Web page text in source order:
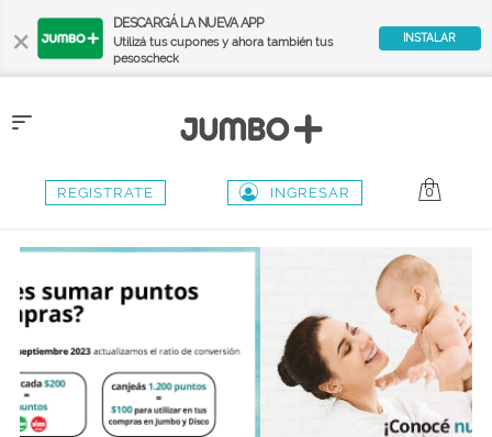
× DESCARGÁ LA NUEVA APP
Utilizá tus cupones y ahora también tus
pesoscheck
INSTALAR
Toggle
REGISTRATE INGRESAR 0